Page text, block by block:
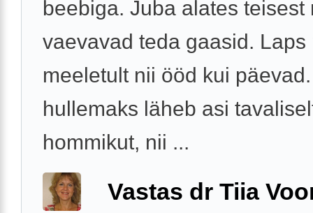
beebiga. Juba alates teisest
vaevavad teda gaasid. Laps
meeletult nii ööd kui
hullemaks läheb asi
hommikut, nii ...
Vastas dr Tiia